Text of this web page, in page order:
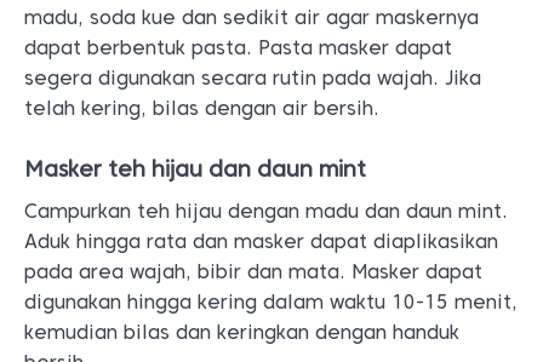
madu, soda kue dan sedikit air agar maskernya
dapat berbentuk pasta. Pasta masker dapat
segera digunakan secara rutin pada wajah. Jika
telah kering, bilas dengan air bersih.
Masker teh hijau dan daun mint
Campurkan teh hijau dengan madu dan daun mint.
Aduk hingga rata dan masker dapat diaplikasikan
pada area wajah, bibir dan mata. Masker dapat
digunakan hingga kering dalam waktu 10-15 menit,
kemudian bilas dan keringkan dengan handuk